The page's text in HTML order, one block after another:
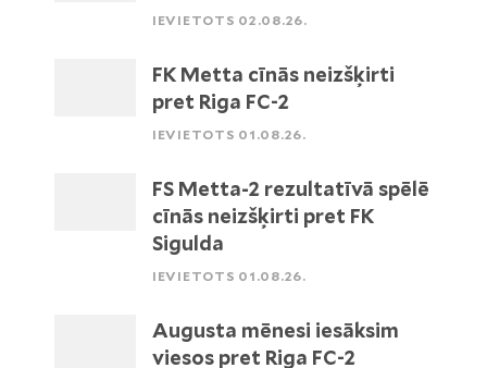
IEVIETOTS 02.08.26.
FK Metta cīnās neizšķirti
pret Riga FC-2
IEVIETOTS 01.08.26.
FS Metta-2 rezultatīvā spēlē
cīnās neizšķirti pret FK
Sigulda
IEVIETOTS 01.08.26.
Augusta mēnesi iesāksim
viesos pret Riga FC-2